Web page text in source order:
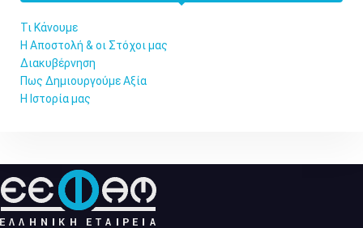
Τι Κάνουμε
Η Αποστολή & οι Στόχοι μας
Διακυβέρνηση
Πως Δημιουργούμε Αξία
Η Ιστορία μας